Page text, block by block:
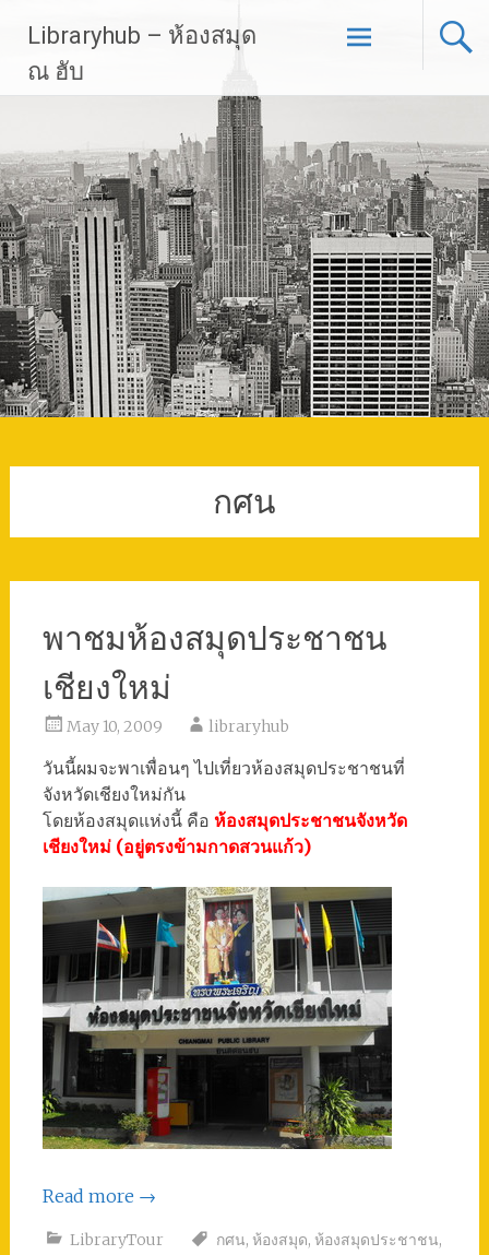
content
Libraryhub – ห้องสมุด
ณ ฮับ
กศน
พาชมห้องสมุดประชาชน
เชียงใหม่
May 10, 2009 libraryhub
วันนี้ผมจะพาเพื่อนๆ ไปเที่ยวห้องสมุดประชาชนที่
จังหวัดเชียงใหม่กัน
โดยห้องสมุดแห่งนี้ คือ ห้องสมุดประชาชนจังหวัด
เชียงใหม่ (อยู่ตรงข้ามกาดสวนแก้ว)
Read more →
LibraryTour กศน, ห้องสมุด, ห้องสมุดประชาชน,